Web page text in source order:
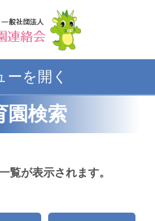
ーを開く
園検索
覧が表示されます。